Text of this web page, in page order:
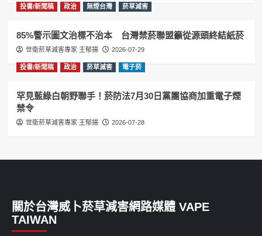
投書/新聞稿 政治 無煙台灣 菸草減害
85%警示圖文治標不治本 台灣禁菸聯盟籲從源頭終結紙菸
世衛菸草減害專家 王郁揚 2026-07-29
投書/新聞稿 政治 菸草減害 電子菸
罕見藍綠白朝野聯手！菸防法7月30日黨團協商加重電子煙
禁令
世衛菸草減害專家 王郁揚 2026-07-28
關於台灣威卜菸草減害網路媒體 VAPE
TAIWAN